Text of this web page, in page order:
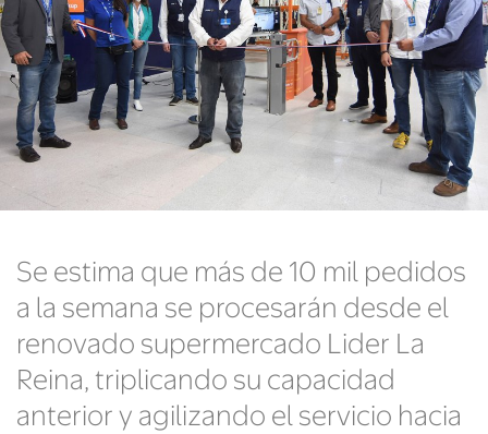
Se estima que más de 10 mil pedidos
a la semana se procesarán desde el
renovado supermercado Lider La
Reina, triplicando su capacidad
anterior y agilizando el servicio hacia